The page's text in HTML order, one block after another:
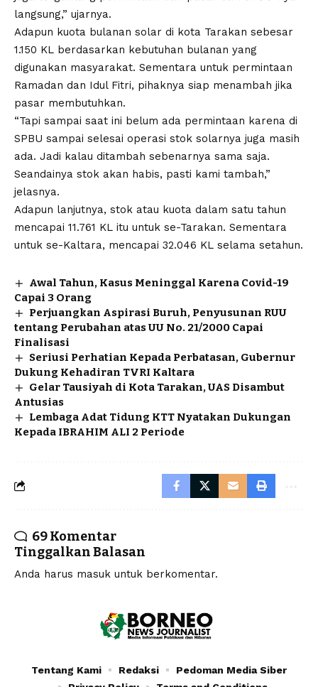
langsung,” ujarnya.
Adapun kuota bulanan solar di kota Tarakan sebesar
1.150 KL berdasarkan kebutuhan bulanan yang
digunakan masyarakat. Sementara untuk permintaan
Ramadan dan Idul Fitri, pihaknya siap menambah jika
pasar membutuhkan.
“Tapi sampai saat ini belum ada permintaan karena di
SPBU sampai selesai operasi stok solarnya juga masih
ada. Jadi kalau ditambah sebenarnya sama saja.
Seandainya stok akan habis, pasti kami tambah,”
jelasnya.
Adapun lanjutnya, stok atau kuota dalam satu tahun
mencapai 11.761 KL itu untuk se-Tarakan. Sementara
untuk se-Kaltara, mencapai 32.046 KL selama setahun.
Awal Tahun, Kasus Meninggal Karena Covid-19
Capai 3 Orang
Perjuangkan Aspirasi Buruh, Penyusunan RUU
tentang Perubahan atas UU No. 21/2000 Capai
Finalisasi
Seriusi Perhatian Kepada Perbatasan, Gubernur
Dukung Kehadiran TVRI Kaltara
Gelar Tausiyah di Kota Tarakan, UAS Disambut
Antusias
Lembaga Adat Tidung KTT Nyatakan Dukungan
Kepada IBRAHIM ALI 2 Periode
69 Komentar
Tinggalkan Balasan
Anda harus masuk untuk berkomentar.
Tentang Kami Redaksi
Pedoman Media Siber